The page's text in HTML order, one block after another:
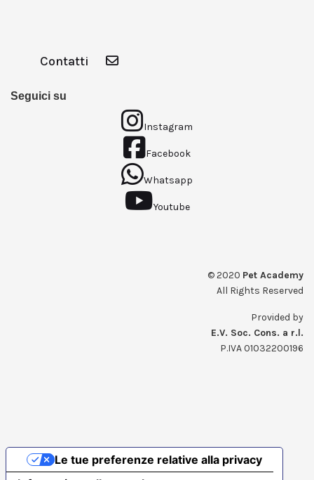
Contatti
Seguici su
Instagram
Facebook
Whatsapp
Youtube
© 2020 Pet Academy
All Rights Reserved
Provided by
E.V. Soc. Cons. a r.l.
P.IVA 01032200196
Le tue preferenze relative alla privacy